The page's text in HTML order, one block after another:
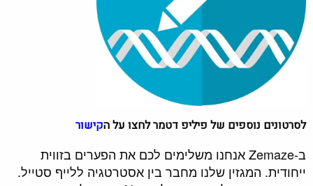
לסרטונים נוספים של פיליפ דטמר לחצו על הקישור
ב-Zemaze אנחנו משלימים לכם את הפערים בזווית
ייחודית. המגזין שלנו מחבר בין אסטרטגיה ללייף סטייל.